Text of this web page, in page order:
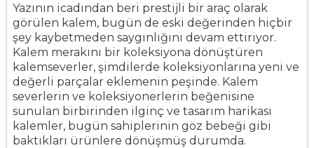
Yazının icadından beri prestijli bir araç olarak
görülen kalem, bugün de eski değerinden hiçbir
şey kaybetmeden saygınlığını devam ettiriyor.
Kalem merakını bir koleksiyona dönüştüren
kalemseverler, şimdilerde koleksiyonlarına yeni ve
değerli parçalar eklemenin peşinde. Kalem
severlerin ve koleksiyonerlerin beğenisine
sunulan birbirinden ilginç ve tasarım harikası
kalemler, bugün sahiplerinin göz bebeği gibi
baktıkları ürünlere dönüşmüş durumda.